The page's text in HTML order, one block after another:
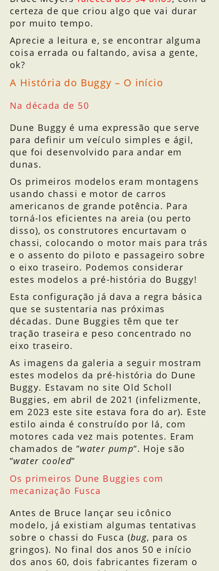
certeza de que criou algo que vai durar
por muito tempo.
Aprecie a leitura e, se encontrar alguma
coisa errada ou faltando, avisa a gente,
ok?
A História do Buggy – O início
Na década de 50
Dune Buggy é uma expressão que serve
para definir um veículo simples e ágil,
que foi desenvolvido para andar em
dunas.
Os primeiros modelos eram montagens
usando chassi e motor de carros
americanos de grande potência. Para
torná-los eficientes na areia (ou perto
disso), os construtores encurtavam o
chassi, colocando o motor mais para trás
e o assento do piloto e passageiro sobre
o eixo traseiro. Podemos considerar
estes modelos a pré-história do Buggy!
Esta configuração já dava a regra básica
que se sustentaria nas próximas
décadas. Dune Buggies têm que ter
tração traseira e peso concentrado no
eixo traseiro.
As imagens da galeria a seguir mostram
estes modelos da pré-história do Dune
Buggy. Estavam no site Old Scholl
Buggies, em abril de 2021 (infelizmente,
em 2023 este site estava fora do ar). Este
estilo ainda é construído por lá, com
motores cada vez mais potentes. Eram
chamados de “water pump“. Hoje são
“water cooled“
Os primeiros Dune Buggies com
mecanização Fusca
Antes de Bruce lançar seu icônico
modelo, já existiam algumas tentativas
sobre o chassi do Fusca (bug, para os
gringos). No final dos anos 50 e início
dos anos 60, dois fabricantes fizeram o